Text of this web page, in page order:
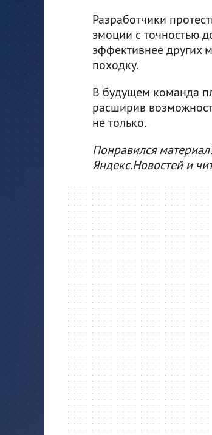
Разработчики
эмоции с точностью
эффективнее других
походку.
В будущем команда
расширив
не только.
Понравился
Яндекс.Новостей и